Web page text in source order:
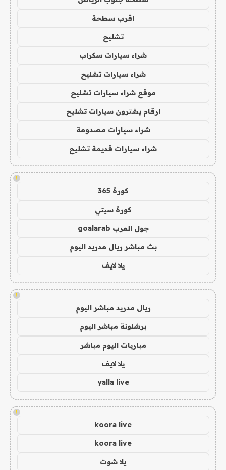
اقرب سطحة
تشليح
شراء سيارات سكراب
شراء سيارات تشليح
موقع شراء سيارات تشليح
ارقام يشترون سيارات تشليح
شراء سيارات مصدومة
شراء سيارات قديمة تشليح
!
كورة 365
كورة سيتي
جول العرب goalarab
بث مباشر ريال مدريد اليوم
يلا لايف
!
ريال مدريد مباشر اليوم
برشلونة مباشر اليوم
مباريات اليوم مباشر
يلا لايف
yalla live
!
koora live
koora live
يلا شوت